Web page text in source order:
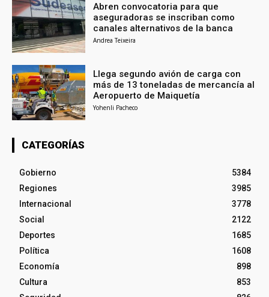
Abren convocatoria para que
aseguradoras se inscriban como
canales alternativos de la banca
Andrea Teixeira
Llega segundo avión de carga con
más de 13 toneladas de mercancía al
Aeropuerto de Maiquetía
Yohenli Pacheco
CATEGORÍAS
Gobierno
5384
Regiones
3985
Internacional
3778
Social
2122
Deportes
1685
Política
1608
Economía
898
Cultura
853